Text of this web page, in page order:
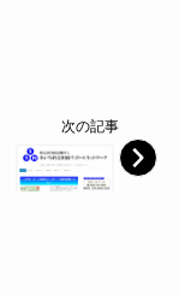
次の記事